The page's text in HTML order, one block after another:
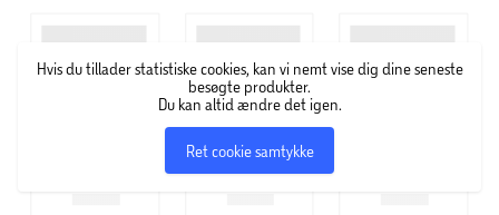
Juliana Compact er designet med en drop down door, så
at montere drivhuset på en original Juliana drivhussokkel,
da man ellers vil skulle tage højde for det i konstruktionen
Hvis du tillader statistiske cookies, kan vi nemt vise dig dine seneste
besøgte produkter.
Du kan altid ændre det igen.
Ret cookie samtykke